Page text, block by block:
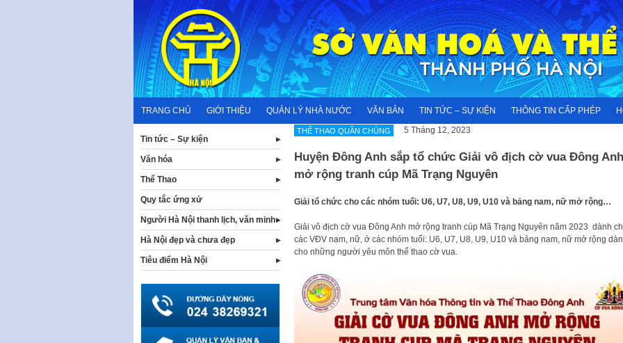
content
TRANG CHỦ GIỚI THIỆU QUẢN LÝ NHÀ NƯỚC VĂN BẢN TIN TỨC – SỰ KIỆN THÔNG TIN CẤP PHÉP
THỂ THAO QUẦN CHÚNG 5 Tháng 12, 2023
Huyện Đông Anh sắp tổ chức Giải vô địch cờ vua Đông Anh
mở rộng tranh cúp Mã Trạng Nguyên
Giải tổ chức cho các nhóm tuổi: U6, U7, U8, U9, U10 và bảng nam, nữ mở rộng…
Giải vô địch cờ vua Đông Anh mở rộng tranh cúp Mã Trạng Nguyên năm 2023 dành
các VĐV nam, nữ, ở các nhóm tuổi: U6, U7, U8, U9, U10 và bảng nam, nữ mở rộng
cho những người yêu môn thể thao cờ vua.
Tin tức – Sự kiện
Văn hóa
Thể Thao
Quy tắc ứng xử
Người Hà Nội thanh lịch, văn minh
Hà Nội đẹp và chưa đẹp
Tiêu điểm Hà Nội